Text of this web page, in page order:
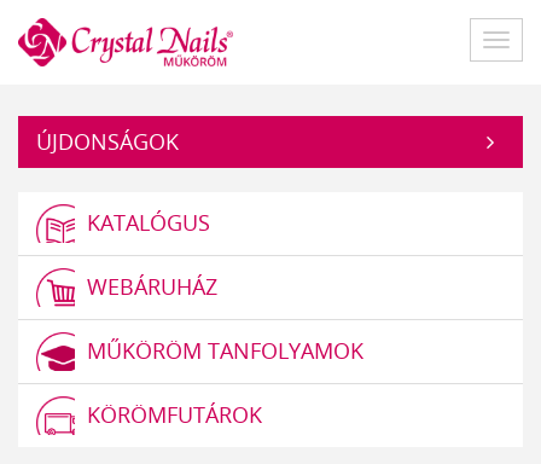
Műköröm
ÚJDONSÁGOK
KATALÓGUS
WEBÁRUHÁZ
MŰKÖRÖM TANFOLYAMOK
KÖRÖMFUTÁROK